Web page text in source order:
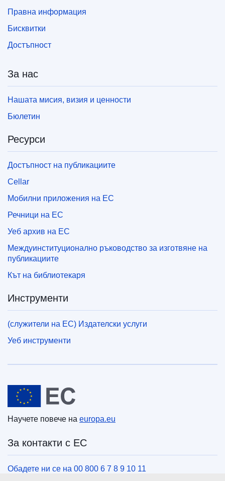
Правна информация
Бисквитки
Достъпност
За нас
Нашата мисия, визия и ценности
Бюлетин
Ресурси
Достъпност на публикациите
Cellar
Мобилни приложения на ЕС
Речници на ЕС
Уеб архив на ЕС
Междуинституционално ръководство за изготвяне на
публикациите
Кът на библиотекаря
Инструменти
(служители на ЕС) Издателски услуги
Уеб инструменти
Европейски съюз
Научете повече на europa.eu
За контакти с ЕС
Обадете ни се на 00 800 6 7 8 9 10 11